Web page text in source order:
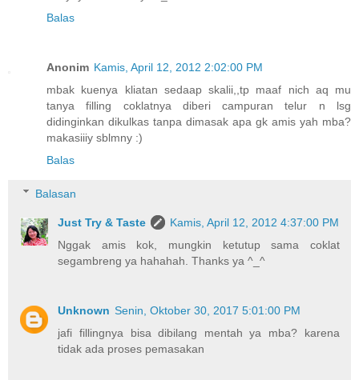
Balas
Anonim Kamis, April 12, 2012 2:02:00 PM
mbak kuenya kliatan sedaap skalii,,tp maaf nich aq mu
tanya filling coklatnya diberi campuran telur n lsg
didinginkan dikulkas tanpa dimasak apa gk amis yah mba?
makasiiiy sblmny :)
Balas
Balasan
Just Try & Taste
Kamis, April 12, 2012 4:37:00 PM
Nggak amis kok, mungkin ketutup sama coklat
segambreng ya hahahah. Thanks ya ^_^
Unknown Senin, Oktober 30, 2017 5:01:00 PM
jafi fillingnya bisa dibilang mentah ya mba? karena
tidak ada proses pemasakan